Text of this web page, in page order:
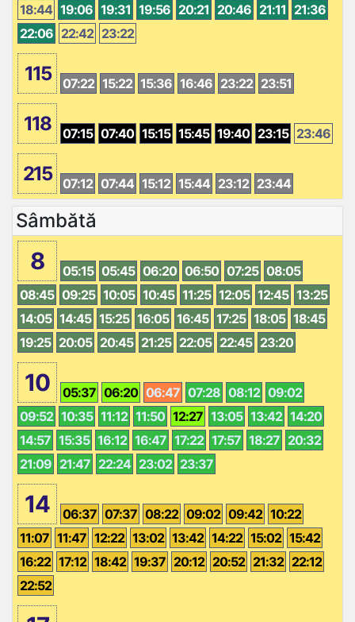
18:44 19:06 19:31 19:56 20:21 20:46 21:11 21:36
22:06 22:42 23:22
115 07:22 15:22 15:36 16:46 23:22 23:51
118 07:15 07:40 15:15 15:45 19:40 23:15 23:46
215 07:12 07:44 15:12 15:44 23:12 23:44
Sâmbătă
8 05:15 05:45 06:20 06:50 07:25 08:05
08:45 09:25 10:05 10:45 11:25 12:05 12:45 13:25
14:05 14:45 15:25 16:05 16:45 17:25 18:05 18:45
19:25 20:05 20:45 21:25 22:05 22:45 23:20
10 05:37 06:20 06:47 07:28 08:12 09:02
09:52 10:35 11:12 11:50 12:27 13:05 13:42 14:20
14:57 15:35 16:12 16:47 17:22 17:57 18:27 20:32
21:09 21:47 22:24 23:02 23:37
14 06:37 07:37 08:22 09:02 09:42 10:22
11:07 11:47 12:22 13:02 13:42 14:22 15:02 15:42
16:22 17:12 18:42 19:37 20:12 20:52 21:32 22:12
22:52